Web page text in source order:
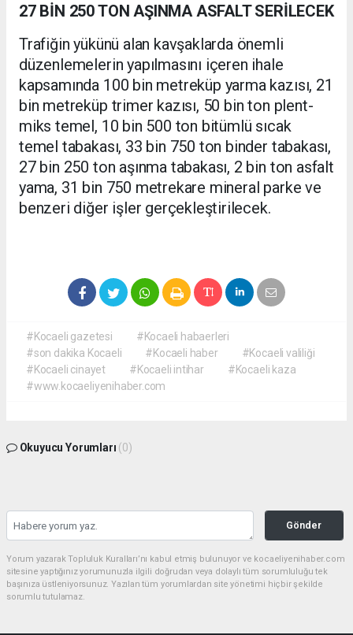
27 BİN 250 TON AŞINMA ASFALT SERİLECEK
Trafiğin yükünü alan kavşaklarda önemli
düzenlemelerin yapılmasını içeren ihale
kapsamında 100 bin metreküp yarma kazısı, 21
bin metreküp trimer kazısı, 50 bin ton plent-
miks temel, 10 bin 500 ton bitümlü sıcak
temel tabakası, 33 bin 750 ton binder tabakası,
27 bin 250 ton aşınma tabakası, 2 bin ton asfalt
yama, 31 bin 750 metrekare mineral parke ve
benzeri diğer işler gerçekleştirilecek.
#Kocaeli gazetesi
#Kocaeli habaerleri
#son dakika Kocaeli
#Kocaeli haber
#Kocaeli valiliği
#Kocaeli cinayet
#Kocaeli intihar
#Kocaeli kaza
#www.kocaeliyenihaber.com
Okuyucu Yorumları (0)
Gönder
Yorum yazarak Topluluk Kuralları’nı kabul etmiş bulunuyor ve kocaeliyenihaber.com
sitesine yaptığınız yorumunuzla ilgili doğrudan veya dolaylı tüm sorumluluğu tek
başınıza üstleniyorsunuz. Yazılan tüm yorumlardan site yönetimi hiçbir şekilde
sorumlu tutulamaz.